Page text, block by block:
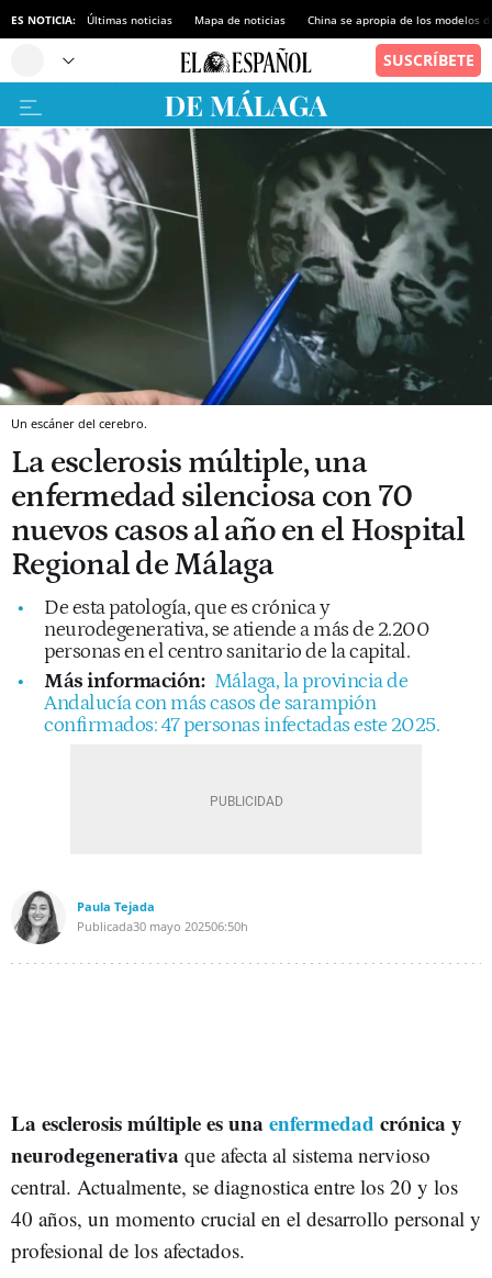
ES NOTICIA: Últimas noticias Mapa de noticias China se apropia de los modelos
Un escáner del cerebro.
La esclerosis múltiple, una
enfermedad silenciosa con 70
nuevos casos al año en el Hospital
Regional de Málaga
De esta patología, que es crónica y
neurodegenerativa, se atiende a más de 2.200
personas en el centro sanitario de la capital.
Más información: Málaga, la provincia de
Andalucía con más casos de sarampión
confirmados: 47 personas infectadas este 2025.
Paula Tejada
Publicada30 mayo 202506:50h
La esclerosis múltiple es una enfermedad crónica y
neurodegenerativa que afecta al sistema nervioso
central. Actualmente, se diagnostica entre los 20 y los
40 años, un momento crucial en el desarrollo personal y
profesional de los afectados.